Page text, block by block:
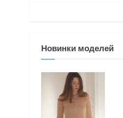
а
и
с
Новинки моделей